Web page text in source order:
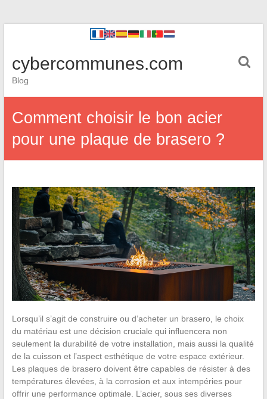
cybercommunes.com
Blog
Comment choisir le bon acier
pour une plaque de brasero ?
Lorsqu’il s’agit de construire ou d’acheter un brasero, le choix
du matériau est une décision cruciale qui influencera non
seulement la durabilité de votre installation, mais aussi la qualité
de la cuisson et l’aspect esthétique de votre espace extérieur.
Les plaques de brasero doivent être capables de résister à des
températures élevées, à la corrosion et aux intempéries pour
offrir une performance optimale. L’acier, sous ses diverses